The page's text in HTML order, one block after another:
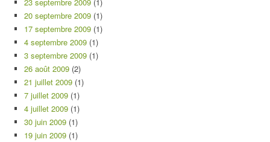
20 septembre 2009 (1)
17 septembre 2009 (1)
4 septembre 2009 (1)
3 septembre 2009 (1)
26 août 2009 (2)
21 juillet 2009 (1)
7 juillet 2009 (1)
4 juillet 2009 (1)
30 juin 2009 (1)
19 juin 2009 (1)